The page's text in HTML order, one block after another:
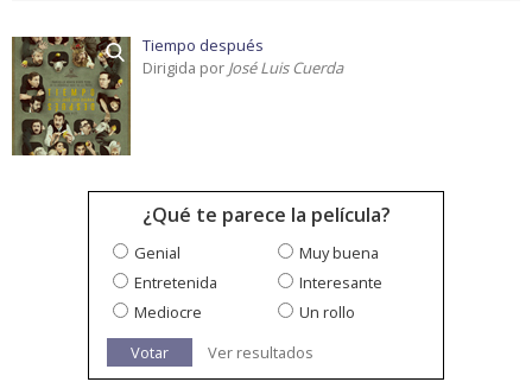
Tiempo después
Dirigida por José Luis Cuerda
¿Qué te parece la película?
Genial
Muy buena
Entretenida
Interesante
Mediocre
Un rollo
Votar
Ver resultados